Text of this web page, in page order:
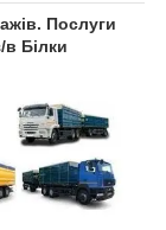
Послуги
в Білки